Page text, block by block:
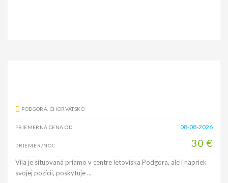
PODGORA, CHORVÁTSKO
PRIEMERNÁ CENA OD: 08-08-2026
PRIEMER/NOC 30 €
Vila je situovaná priamo v centre letoviska Podgora, ale i napriek
svojej pozícii, poskytuje ...